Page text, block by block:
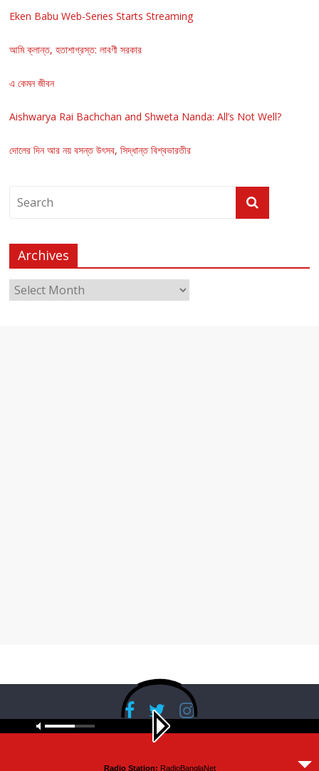
Eken Babu Web-Series Starts Streaming
আমি ক্লান্ত, হতাশাগ্রস্ত: লাবণী সরকার
এ কেমন জীবন
Aishwarya Rai Bachchan and Shweta Nanda: All’s Not Well?
দোলের দিন আর নয় বসন্ত উৎসব, সিদ্ধান্ত বিশ্বভারতীর
Archives
Copyright © 2026RadioBanglaNet. All rights reserved.
Radio Station: RadioBanglaNet